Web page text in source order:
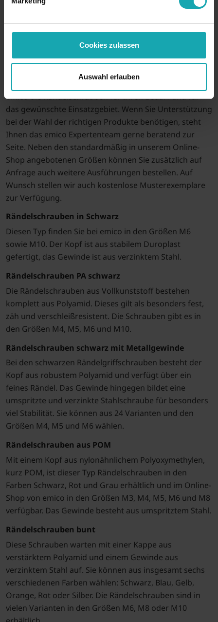
Cookies zulassen
Auswahl erlauben
befindet. Bei normalen Rändelschrauben ist dies nicht
normale Rändelschrauben. Diese führen wir in vielen
unterschiedlichen Varianten, Materialien und Größen.
Zum Beispiel gibt es unsere Rändelschrauben entweder
emico die Rändelschrauben für Ihren Bedarf und für
das gewünschte Einsatzgebiet. Wenn Sie Unterstützung
bei der Wahl der richtigen Produkte benötigen, steht
Ihnen das emico Expertenteam gerne beratend zur
Seite. Neben den standardmäßig in unserem Online-
Shop angebotenen Größen können Sie zusätzlich auf
Anfrage auch weitere Ausführungen bestellen. Auf
Wunsch stellen wir auch kostenlose Musterexemplare
zur Verfügung.
Rändelschrauben in Schwarz
Diesen Typ finden Sie bei emico in den Größen M6
sowie M10. Der Kopf ist aus stabilem Duroplast
gefertigt, das Gewinde ist aus verzinktem Stahl.
Rändelschrauben PA schwarz
Die Rändelschrauben aus Vollkunststoff bestehen
komplett aus Polyamid. Dieses gilt als besonders fest,
zäh und verschleißresistent. Die Schrauben gibt es in
den Größen M4, M5, M6 und M10.
Rändelschrauben schwarz mit Metallgewinde
Bei den schwarzen Rändelgriffschrauben besteht der
Kopf aus robustem Polyamid und verfügt über ein
feines Rändel. Das Gewinde hingegen bildet eine
umspritzte und verzinkte Stahlschraube für besonders
viel Stabilität. Sie können aus 24 Varianten und den
Größen M4, M5 und M6 wählen.
Rändelschrauben aus POM
Mit einem Kopf aus nylonähnlichem Polyoxymethylen,
kurz POM, ist dieser Typ Rändelschrauben in den
Farben Schwarz, Rot und Grau erhältlich und im Online-
Shop von emico in den Größen M3, M4, M5, M6 und M8
verfügbar. Das Gewinde besteht aus umspritztem Stahl.
Rändelschrauben bunt
Diese Schrauben warten mit einer Kappe aus
verstärktem Polyamid und einem Gewinde aus
verzinktem Stahl auf. Sie können aus insgesamt sechs
verschiedenen Farben wählen: Schwarz, Blau, Gelb,
Orange, Rot oder Silber. Die Rändelschrauben sind in
vielen Varianten in den Größen M6, M8 oder M10